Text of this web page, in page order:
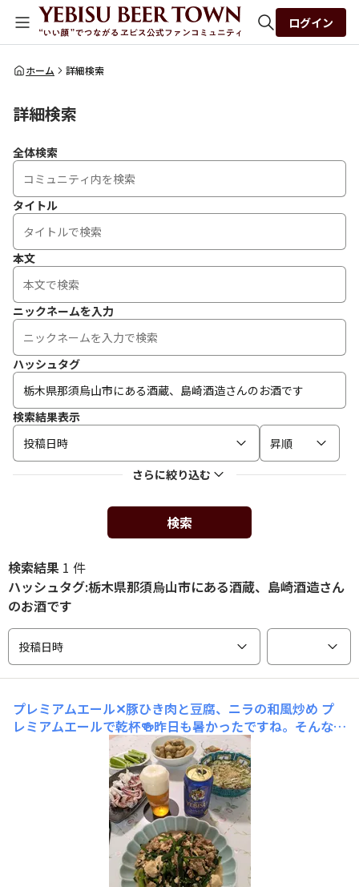
全体検索
ログイン
ホーム 詳細検索
詳細検索
全体検索
タイトル
本文
ニックネームを入力
ハッシュタグ
検索結果表示
投稿日時
昇順
さらに絞り込む
検索
検索結果 1 件
ハッシュタグ:栃木県那須烏山市にある酒蔵、島崎酒造さん
のお酒です
投稿日時
プレミアムエール✕豚ひき肉と豆腐、ニラの和風炒め プ
レミアムエールで乾杯🍻昨日も暑かったですね。そんな時
はニンニク食べたいな🧄でも平日だしね💦と言うことでニ
ラを使って一品を豚ひき肉と豆腐、ニラの和風炒め、白イ
カ下足塩焼き、もずく酢、スティックきゅうり、そして茹
で落花生残りとともに美味しかったです ご馳走さまでし